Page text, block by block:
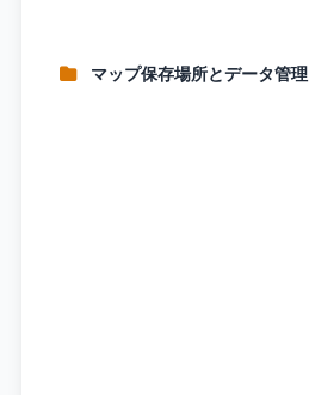
マップ保存場所とデータ管理